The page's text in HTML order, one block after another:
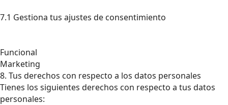
7.1 Gestiona tus ajustes de consentimiento
Funcional
Marketing
8. Tus derechos con respecto a los datos personales
Tienes los siguientes derechos con respecto a tus datos
personales: